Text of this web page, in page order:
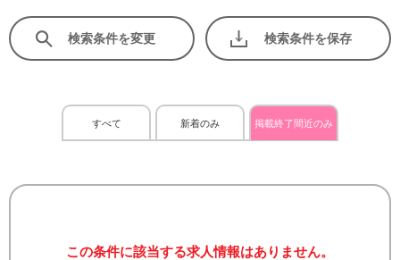
検索条件を変更 検索条件を保存
すべて 新着のみ 掲載終了間近のみ
この条件に該当する求人情報はありません。